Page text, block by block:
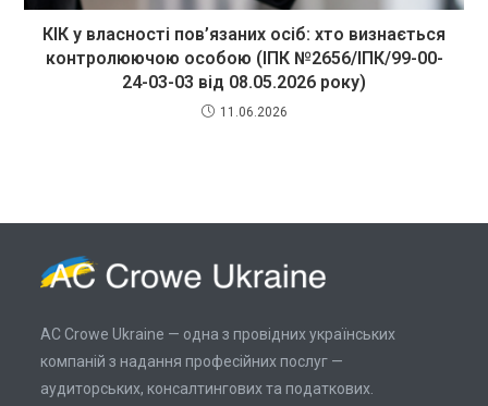
КІК у власності пов’язаних осіб: хто визнається
контролюючою особою (ІПК №2656/ІПК/99-00-
24-03-03 від 08.05.2026 року)
11.06.2026
AC Crowe Ukraine — одна з провідних українських
компаній з надання професійних послуг —
аудиторських, консалтингових та податкових.